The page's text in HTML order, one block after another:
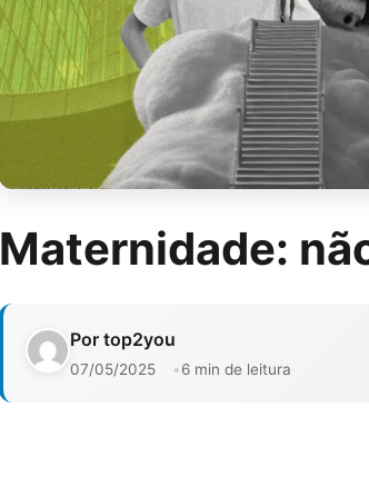
Maternidade:
Por top2you
07/05/2025 6 min de leitura